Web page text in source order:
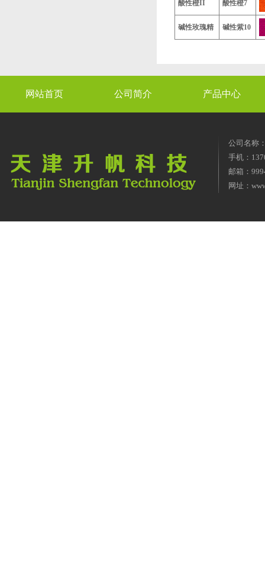
酸性橙II 酸性橙7
碱性玫瑰精 碱性紫10
网站首页 公司简介 产品中心
公司名称
手机：
邮箱：
网址：